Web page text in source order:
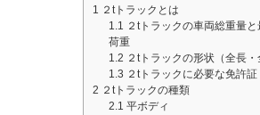
1 ２tトラックとは
1.1 ２tトラックの車両総重量
荷重
1.2 ２tトラックの形状（全長・
1.3 ２tトラックに必要な免許証
2 ２tトラックの種類
2.1 平ボディ